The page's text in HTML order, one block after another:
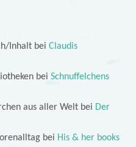
Inhalt bei Claudis
bei Schnuffelchens
aus aller Welt bei Der
bei His & her books